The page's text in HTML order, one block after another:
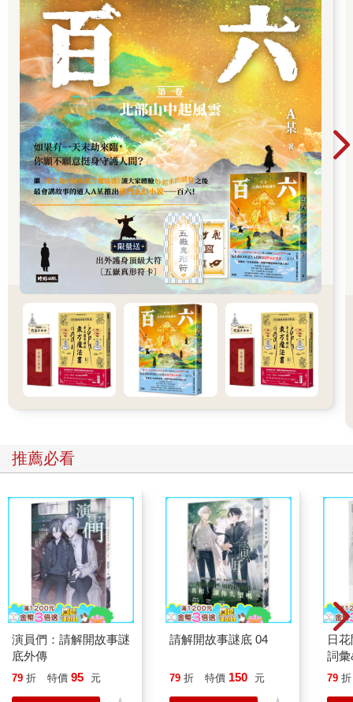
推薦必看
演員們：請解開故事謎
底外傳
79 折 特價 95 元
請解開故事謎底 04
79 折 特價 150 元
日
詞
79 折